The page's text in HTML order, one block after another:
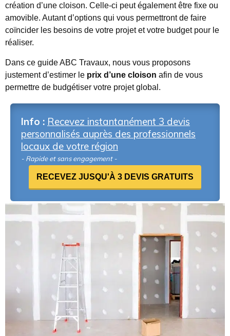
création d’une cloison. Celle-ci peut également être fixe ou
amovible. Autant d’options qui vous permettront de faire
coïncider les besoins de votre projet et votre budget pour le
réaliser.
Dans ce guide ABC Travaux, nous vous proposons
justement d’estimer le prix d’une cloison afin de vous
permettre de budgétiser votre projet global.
Info : Recevez instantanément 3 devis
personnalisés auprès des professionnels
locaux de votre région
- Rapide et sans engagement -
RECEVEZ JUSQU'À 3 DEVIS GRATUITS